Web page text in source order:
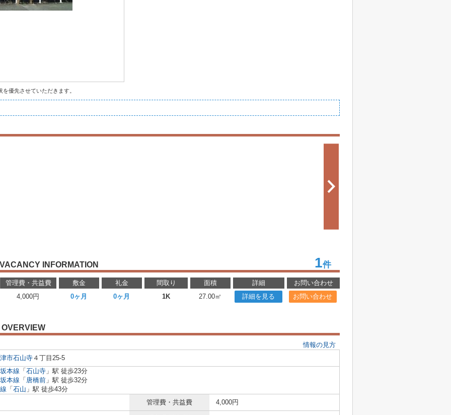
優先させていただきます。
VACANCY INFORMATION 1件
管理費・共益費 敷金 礼金 間取り 面積 詳細
お問い合わせ
4,000円 0ヶ月 0ヶ月 1K 27.00㎡ 詳細を見る お問い合わせ
OVERVIEW
情報の見方
市石山寺 ４丁目25-5
本線 「 石山寺 」駅 徒歩23分
本線 「 唐橋前 」駅 徒歩32分
「 石山 」駅 徒歩43分
管理費・共益費 4,000円